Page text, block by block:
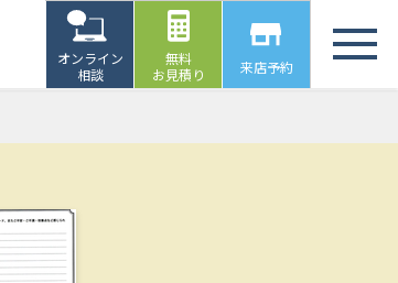
オンライン
相談
無料
お見積り
来店予約